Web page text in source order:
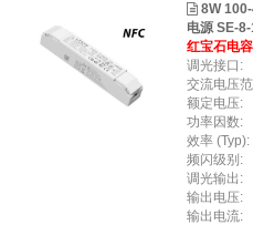
8W
电源 SE-
红宝石电容
调光接口:
交流电压
额定电压:
功率因数:
效率 (Typ):
频闪级别:
调光输出:
输出电压:
输出电流: